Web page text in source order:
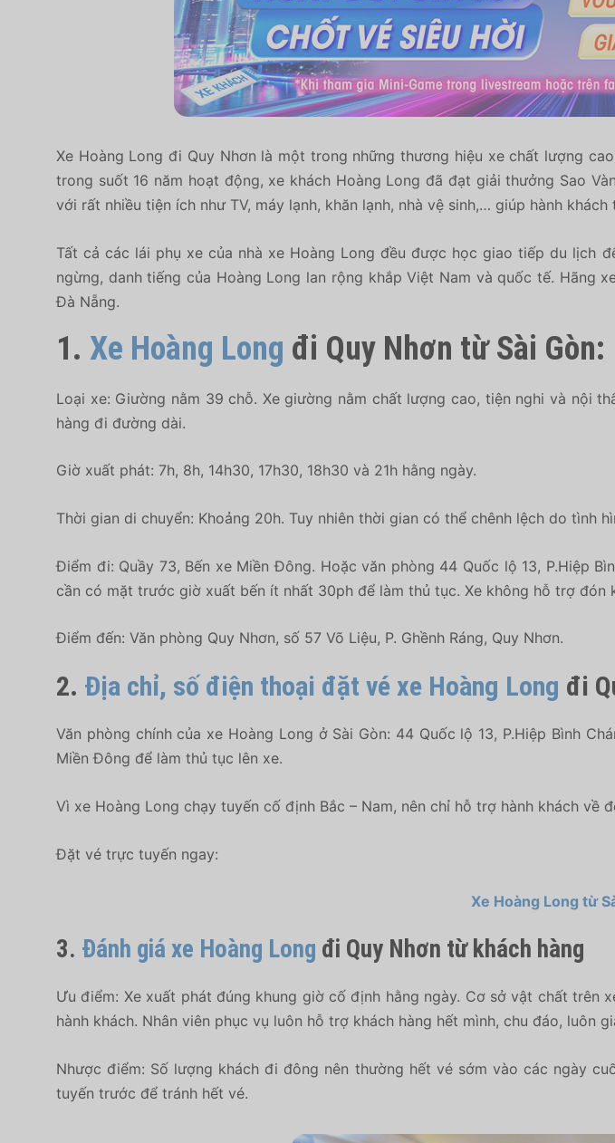
Xe Hoàng Long đi Quy Nhơn là một trong những thương hiệu xe chất lượng
trong suốt 16 năm hoạt động, xe khách Hoàng Long đã đạt giải thưởng Sao
với rất nhiều tiện ích như TV, máy lạnh, khăn lạnh, nhà vệ sinh,… giúp hành
Tất cả các lái phụ xe của nhà xe Hoàng Long đều được học giao tiếp du lịch
ngừng, danh tiếng của Hoàng Long lan rộng khắp Việt Nam và quốc tế.
Đà Nẵng.
1. Xe Hoàng Long đi Quy Nhơn từ Sài Gòn:
Loại xe: Giường nằm 39 chỗ. Xe giường nằm chất lượng cao, tiện nghi và nội
hàng đi đường dài.
Giờ xuất phát: 7h, 8h, 14h30, 17h30, 18h30 và 21h hằng ngày.
Thời gian di chuyển: Khoảng 20h. Tuy nhiên thời gian có thể chênh lệch do tình
Điểm đi: Quầy 73, Bến xe Miền Đông. Hoặc văn phòng 44 Quốc lộ 13, P.Hiệp
cần có mặt trước giờ xuất bến ít nhất 30ph để làm thủ tục. Xe không hỗ trợ đón
Điểm đến: Văn phòng Quy Nhơn, số 57 Võ Liệu, P. Ghềnh Ráng, Quy Nhơn.
2. Địa chỉ, số điện thoại đặt vé xe Hoàng Long đi
Văn phòng chính của xe Hoàng Long ở Sài Gòn: 44 Quốc lộ 13, P.Hiệp Bình
Miền Đông để làm thủ tục lên xe.
Vì xe Hoàng Long chạy tuyến cố định Bắc – Nam, nên chỉ hỗ trợ hành khách về
Đặt vé trực tuyến ngay:
Xe Hoàng Long từ
3. Đánh giá xe Hoàng Long đi Quy Nhơn từ khách hàng
Ưu điểm: Xe xuất phát đúng khung giờ cố định hằng ngày. Cơ sở vật chất
hành khách. Nhân viên phục vụ luôn hỗ trợ khách hàng hết mình, chu đáo, luôn
Nhược điểm: Số lượng khách đi đông nên thường hết vé sớm vào các ngày
tuyến trước để tránh hết vé.